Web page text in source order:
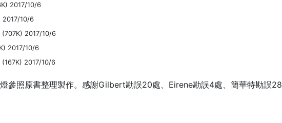
2017/10/6
2017/10/6
(707K) 2017/10/6
2017/10/6
(167K) 2017/10/6
參照原書整理製作。感謝Gilbert勘誤20處、Eirene勘誤4處、簡華特勘誤28